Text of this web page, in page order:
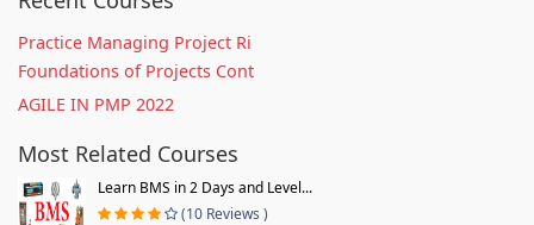
Practice Managing Project Ri
Foundations of Projects Cont
AGILE IN PMP 2022
Most Related Courses
Learn BMS in 2 Days and Level...
(10 Reviews )